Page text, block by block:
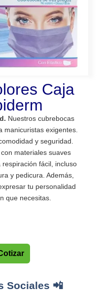
Caja
Nuestros cubrebocas
manicuristas exigentes.
y seguridad.
materiales suaves
fácil, incluso
y pedicura. Además,
tu personalidad
que necesitas.
Sociales 📲